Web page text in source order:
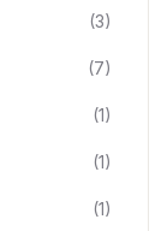
(3)
(7)
(1)
(1)
(1)